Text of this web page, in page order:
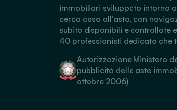
immobiliari sviluppato intorno
cerca casa all’asta, con
subito disponibili e controllate
40 professionisti dedicato che
Autorizzazione Ministero
pubblicità delle aste
ottobre 2006)